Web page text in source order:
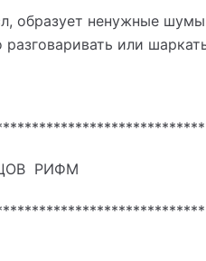
ненужные шумы.
или